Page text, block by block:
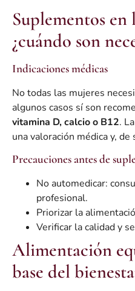
Suplementos en
¿cuándo son
Indicaciones médicas
No todas las mujeres
algunos casos sí son
vitamina D, calcio o B12.
una valoración médica y,
Precauciones antes de
No automedicar:
profesional.
Priorizar la
Verificar la calidad y
Alimentación
base del